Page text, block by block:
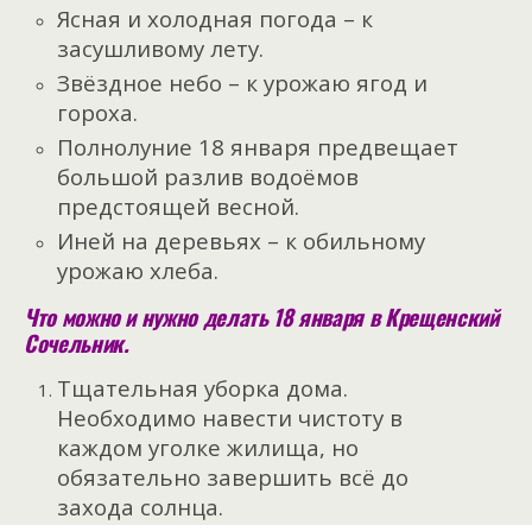
Ясная и холодная погода – к
засушливому лету.
Звёздное небо – к урожаю ягод и
гороха.
Полнолуние 18 января предвещает
большой разлив водоёмов
предстоящей весной.
Иней на деревьях – к обильному
урожаю хлеба.
Что можно и нужно делать 18 января в Крещенский
Сочельник.
Тщательная уборка дома.
Необходимо навести чистоту в
каждом уголке жилища, но
обязательно завершить всё до
захода солнца.